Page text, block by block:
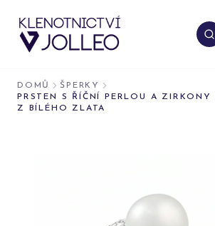
DOMŮ
ŠPERKY
PRSTEN S ŘÍČNÍ PERLOU A ZIRKONY
Z BÍLÉHO ZLATA